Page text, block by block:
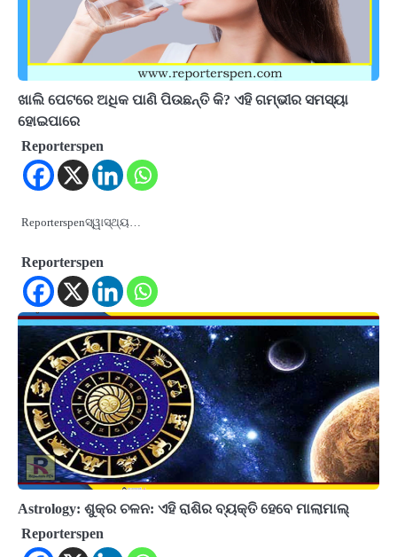
ଖାଲି ପେଟରେ ଅଧିକ ପାଣି ପିଉଛନ୍ତି କି? ଏହି ଗମ୍ଭୀର ସମସ୍ୟା
ହୋଇପାରେ
Reporterspen
Reporterspenସ୍ୱାସ୍ଥ୍ୟ…
Reporterspen
Astrology: ଶୁକ୍ର ଚଳନ: ଏହି ରାଶିର ବ୍ୟକ୍ତି ହେବେ ମାଲାମାଲ୍‌
Reporterspen